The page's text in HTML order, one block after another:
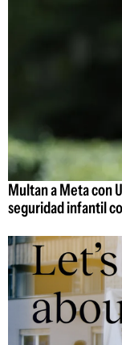
Multan a Meta con
seguridad infantil